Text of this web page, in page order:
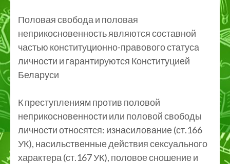
Половая свобода и половая
неприкосновенность являются составной
частью конституционно-правового статуса
личности и гарантируются Конституцией
Беларуси
К преступлениям против половой
неприкосновенности или половой свободы
личности относятся: изнасилование (ст.166
УК), насильственные действия сексуального
характера (ст.167 УК), половое сношение и